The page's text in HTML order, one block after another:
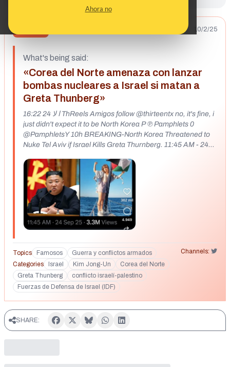
Ahora no
10/2/25
What's being said:
«Corea del Norte amenaza con lanzar
bombas nucleares a Israel si matan a
Greta Thunberg»
16:22 ا لا 24 ThReels Amigos follow @thirteentx no, it's fine, i
just didn't expect it to be North Korea P ℗ Pamphlets 0
@PamphletsY 10h BREAKING-North Korea Threatened to
Nuke Tel Aviv if Israel Kills Greta Thurnberg. 11:45 AM - 24
theredneckpoppa y 3 personas más Mama Cass • Make Yo
414 mil Seguir Kim Jong Un says the DPRK will nuke Tel Aviv
if Greta Thunberg stops being alive due to 10 C Q (+)
Topics Famosos Guerra y conflictos armados
Channels:
Categories
Israel Kim Jong-Un
Corea del Norte
Greta Thunberg
conflicto israelí-palestino
Fuerzas de Defensa de Israel (IDF)
SHARE: